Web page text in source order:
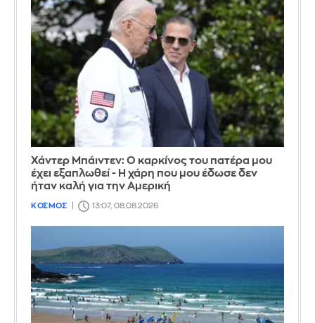
Χάντερ Μπάιντεν: Ο καρκίνος του πατέρα μου
έχει εξαπλωθεί - Η χάρη που μου έδωσε δεν
ήταν καλή για την Αμερική
ΚΟΣΜΟΣ 13:07, 08.08.2026